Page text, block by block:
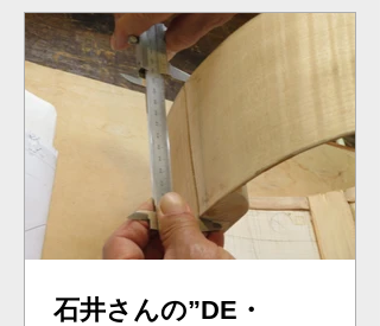
必死に追及じょじょにその接点に到達
する、そして安どの”どや顔”・・・。
石井さんの”DE・